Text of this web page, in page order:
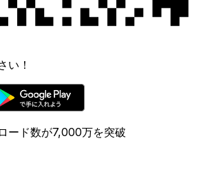
い！
ード数が7,000万を突破